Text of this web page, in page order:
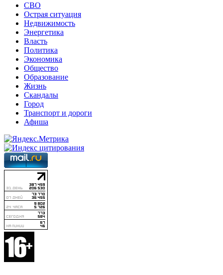
СВО
Острая ситуация
Недвижимость
Энергетика
Власть
Политика
Экономика
Общество
Образование
Жизнь
Скандалы
Город
Транспорт и дороги
Афиша